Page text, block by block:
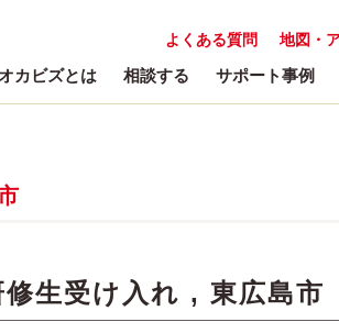
地図・
よくある質問
カビズとは 相談する サポート事例
修生受け入れ , 東広島市